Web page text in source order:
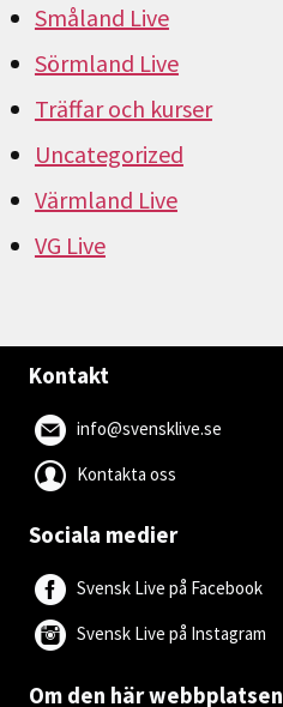
Småland Live
Sörmland Live
Träffar och kurser
Uncategorized
Värmland Live
VG Live
Kontakt
info@svensklive.se
Kontakta oss
Sociala medier
Svensk Live på Facebook
Svensk Live på Instagram
Om den här webbplatsen